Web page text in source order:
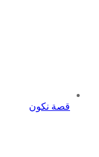
قصة نكون